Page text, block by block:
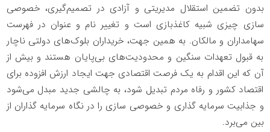
بدون تضمین استقلال مدیریتی و آزادی در تصمیم‌گیری، خصوصی
سازی چیزی شبیه کاغذبازی است و تغییر نام و عنوان در فهرست
سهامداران و مالکان. به همین جهت، خریداران بلوک‌های دولتی ناچار
به قبول تعهدات سنگین و محدودیت‌های بی‌پایان هستند و بیش از
آن که این اقدام به یک فرصت اقتصادی جهت ایجاد ارزش افزوده برای
اقتصاد کشور و رفاه مردم تبدیل شود، به چالشی جدید مبدل می‌شود
و جذابیت سرمایه گذاری و خصوصی سازی را در نگاه سرمایه گذاران از
بین می‌برد.